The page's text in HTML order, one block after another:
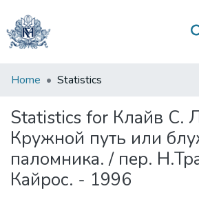
Communities
Collections
All of DSpace
Home Statistics
Statistics for Клайв С.
Кружной путь или
паломника. / пер.
Кайрос. - 1996